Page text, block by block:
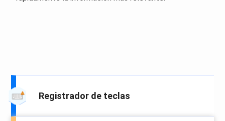
Registrador de teclas